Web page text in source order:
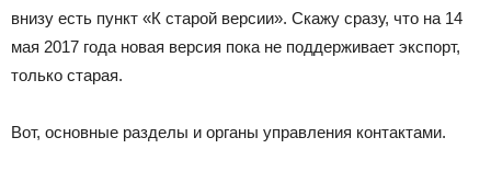
внизу есть пункт «К старой версии». Скажу сразу, что на 14
мая 2017 года новая версия пока не поддерживает экспорт,
только старая.
Вот, основные разделы и органы управления контактами.